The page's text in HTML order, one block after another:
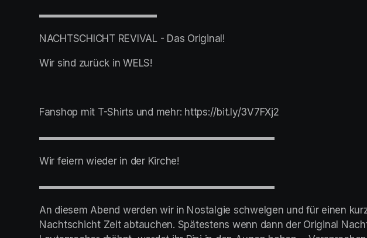
▬▬▬▬▬▬▬▬▬▬▬▬
NACHTSCHICHT REVIVAL - Das Original!
Wir sind zurück in WELS!
Fanshop mit T-Shirts und mehr: https://bit.ly/3V7FXj2
▬▬▬▬▬▬▬▬▬▬▬▬▬▬▬▬▬▬▬▬▬▬▬▬
Wir feiern wieder in der Kirche!
▬▬▬▬▬▬▬▬▬▬▬▬▬▬▬▬▬▬▬▬▬▬▬▬
An diesem Abend werden wir in Nostalgie schwelgen und für einen
Nachtschicht Zeit abtauchen. Spätestens wenn dann der Original